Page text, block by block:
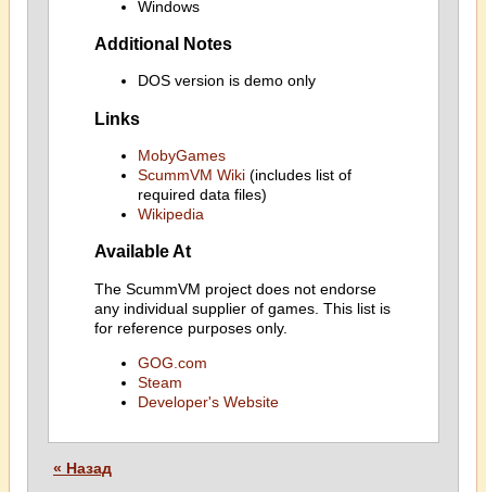
Windows
Additional Notes
DOS version is demo only
Links
MobyGames
ScummVM Wiki(includes list of
required data files)
Wikipedia
Available At
The ScummVM project does not endorse
any individual supplier of games. This list is
for reference purposes only.
GOG.com
Steam
Developer's Website
« Назад